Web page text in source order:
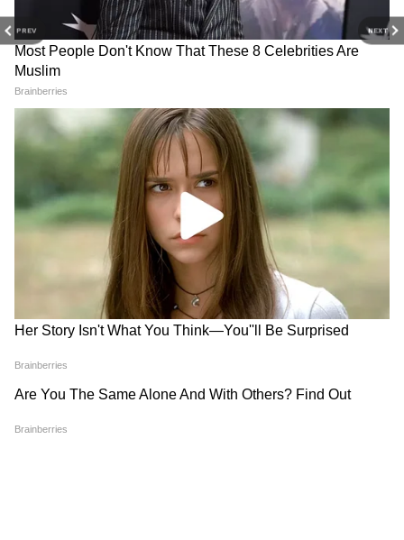
PREV NEXT
Image Credit :
येलो स्क्वायर शेप मिरर वर्क ब्लाउज
हाफ स्लीव्स में डीप नेक ब्लाउज डिजाइन मॉडर्न बहूरानी
को खूब पसंद आते हैं। इस में राउंड और स्क्वायर शेप
मिरर का वर्क है। डीप नेकलाइन की वजह से यह क्लीवेज
फ्लॉन्ट
Image Credit :